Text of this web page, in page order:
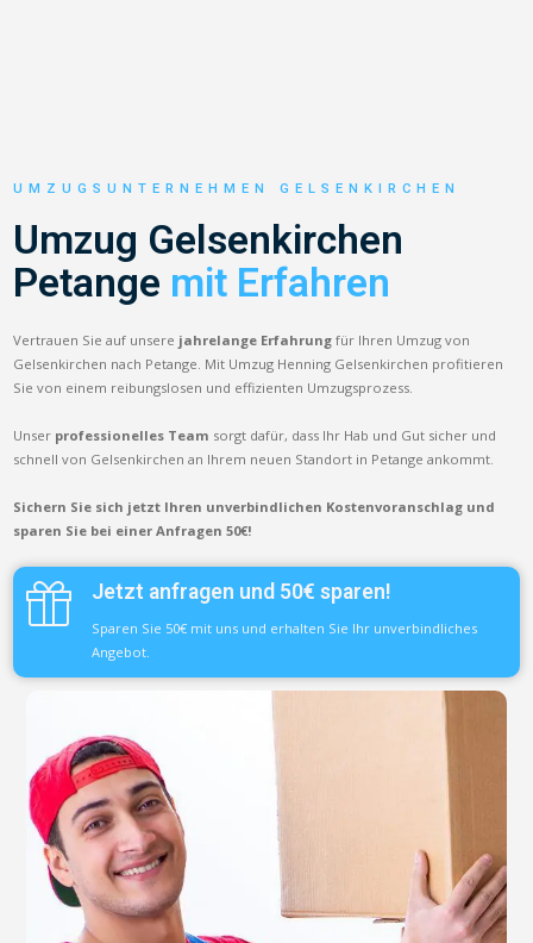
UMZUGSUNTERNEHMEN GELSENKIRCHEN
Umzug Gelsenkirchen
Petange mit Erfahren
Vertrauen Sie auf unsere jahrelange Erfahrung für Ihren Umzug von
Gelsenkirchen nach Petange. Mit Umzug Henning Gelsenkirchen profitieren
Sie von einem reibungslosen und effizienten Umzugsprozess.
Unser professionelles Team sorgt dafür, dass Ihr Hab und Gut sicher und
schnell von Gelsenkirchen an Ihrem neuen Standort in Petange ankommt.
Sichern Sie sich jetzt Ihren unverbindlichen Kostenvoranschlag und
sparen Sie bei einer Anfragen 50€!
Jetzt anfragen und 50€ sparen!
Sparen Sie 50€ mit uns und erhalten Sie Ihr unverbindliches
Angebot.